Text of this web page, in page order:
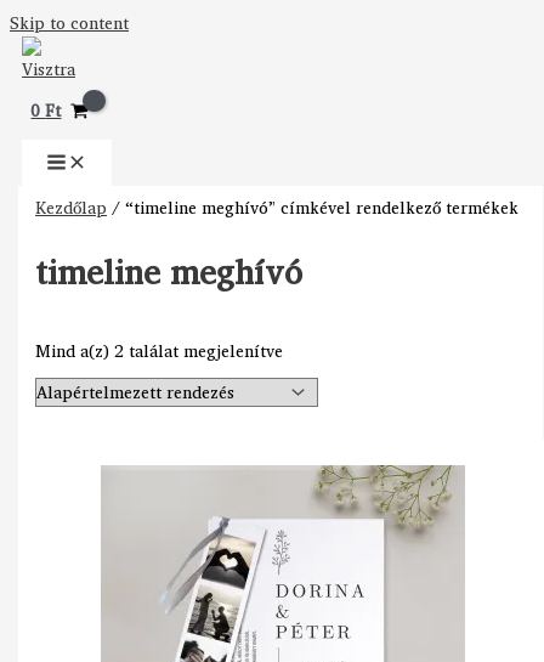
Skip to content
0Ft
Kezdőlap / “timeline meghívó” címkével rendelkező termékek
timeline meghívó
Mind a(z) 2 találat megjelenítve